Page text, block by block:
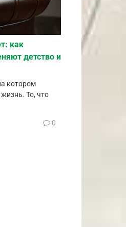
как
детство и
котором
То, что
0